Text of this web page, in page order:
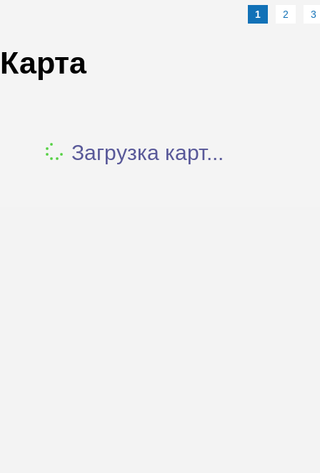
1 2 3
Карта
Загрузка карт...